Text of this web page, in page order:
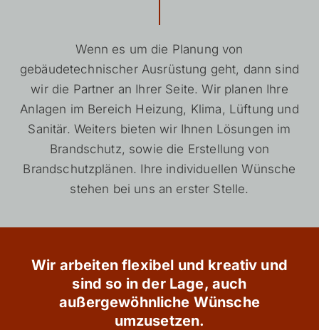
Wenn es um die Planung von
gebäudetechnischer Ausrüstung geht, dann sind
wir die Partner an Ihrer Seite. Wir planen Ihre
Anlagen im Bereich Heizung, Klima, Lüftung und
Sanitär. Weiters bieten wir Ihnen Lösungen im
Brandschutz, sowie die Erstellung von
Brandschutzplänen. Ihre individuellen Wünsche
stehen bei uns an erster Stelle.
Wir arbeiten flexibel und kreativ und
sind so in der Lage, auch
außergewöhnliche Wünsche
umzusetzen.